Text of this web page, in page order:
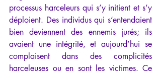
processus harceleurs qui s’y initient et s’y
déploient. Des individus qui s’entendaient
bien deviennent des ennemis jurés; ils
avaient une intégrité, et aujourd’hui se
complaisent dans des complicités
harceleuses ou en sont les victimes. Ce